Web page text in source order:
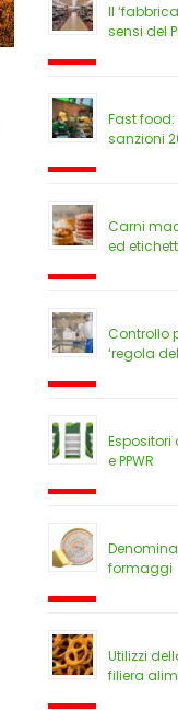
Il
sensi del
Fast
sanzioni
Carni
ed
Controllo
‘regola
e PPWR
formaggi
Utilizzi
filiera